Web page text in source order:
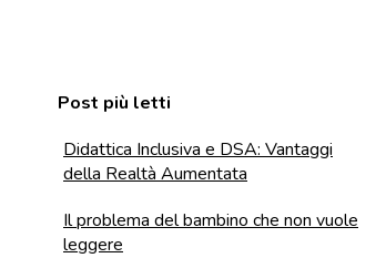
Post più letti
Didattica Inclusiva e DSA: Vantaggi
della Realtà Aumentata
Il problema del bambino che non vuole
leggere